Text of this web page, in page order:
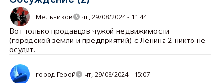
Мельников чт, 29/08/2024 - 11:44
Вот только продавцов чужой недвижимости
(городской земли и предприятий) с Ленина 2 никто не
осудит.
город Герой чт, 29/08/2024 - 15:07